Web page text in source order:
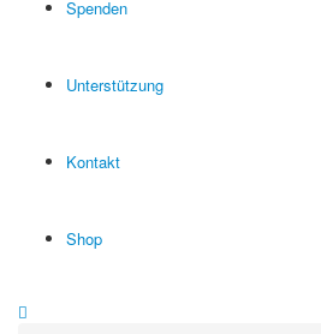
Spenden
Unterstützung
Kontakt
Shop